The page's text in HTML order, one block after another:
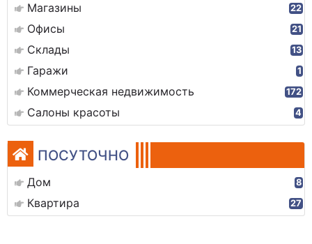
Магазины 22
Офисы 21
Склады 13
Гаражи 1
Коммерческая недвижимость 172
Салоны красоты 4
ПОСУТОЧНО
Дом 8
Квартира 27